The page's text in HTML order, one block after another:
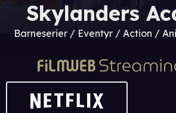
Skylanders
Barneserier / Eventyr / Action /